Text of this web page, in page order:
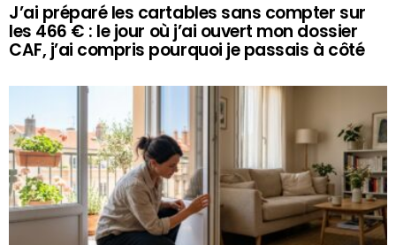
J’ai préparé les cartables sans compter sur
les 466 € : le jour où j’ai ouvert mon dossier
CAF, j’ai compris pourquoi je passais à côté